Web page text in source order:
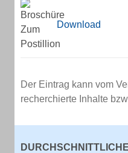
Download
Der Eintrag kann vom
recherchierte Inhalte